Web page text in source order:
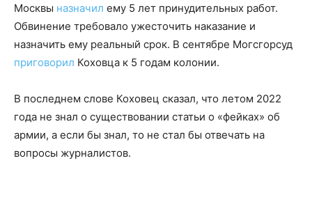
Москвы назначил ему 5 лет принудительных работ.
Обвинение требовало ужесточить наказание и
назначить ему реальный срок. В сентябре Могсгорсуд
приговорил Коховца к 5 годам колонии.
В последнем слове Коховец сказал, что летом 2022
года не знал о существовании статьи о «фейках» об
армии, а если бы знал, то не стал бы отвечать на
вопросы журналистов.